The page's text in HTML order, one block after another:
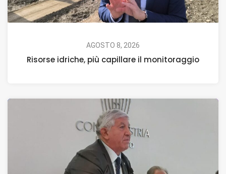
AGOSTO 8, 2026
Risorse idriche, più capillare il monitoraggio